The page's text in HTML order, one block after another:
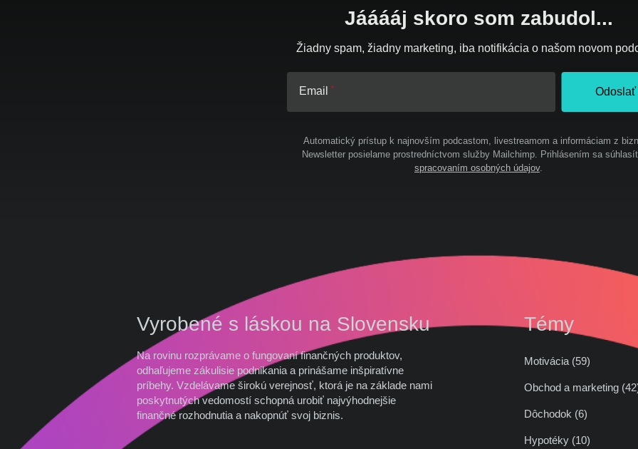
Jááááj skoro som zabudol...
Žiadny spam, žiadny marketing, iba notifikácia o našom novom
Email Odoslať
Automatický prístup k najnovším podcastom, livestreamom a informáciam z
Newsletter posielame prostredníctvom služby Mailchimp. Prihlásením sa
spracovaním osobných údajov.
Vyrobené s láskou na Slovensku
Na rovinu rozprávame o fungovaní finančných produktov,
odhaľujeme zákulisie podnikania a prinášame inšpiratívne
príbehy. Vzdelávame širokú verejnosť, ktorá je na základe nami
poskytnutých vedomostí schopná urobiť najvýhodnejšie
finančné rozhodnutia a nakopnúť svoj biznis.
Témy
Motivácia (59)
Obchod a
Dôchodok (6)
Hypotéky (10)